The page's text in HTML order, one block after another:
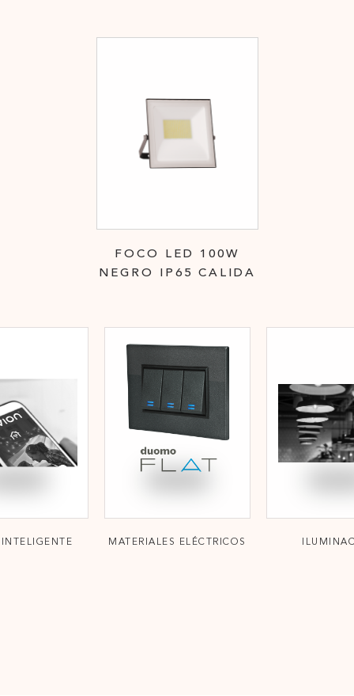
FOCO LED 100W
NEGRO IP65 CALIDA
MATERIALES ELÉCTRICOS